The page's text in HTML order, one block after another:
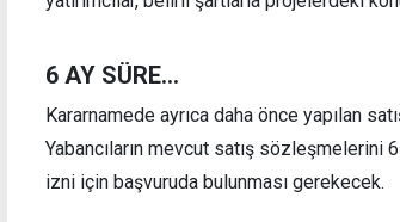
6 AY SÜRE...
Kararnamede ayrıca daha önce yapılan
Yabancıların mevcut satış sözleşmelerini
izni için başvuruda bulunması gerekecek.